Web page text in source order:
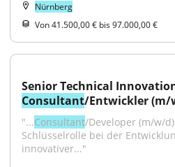
Nürnberg
Von 41.500,00 € bis 97.000,00 €
Consultant/Entwickler (m/
"...Consultant/Developer (m/w/
Schlüsselrolle bei der
innovativer..."